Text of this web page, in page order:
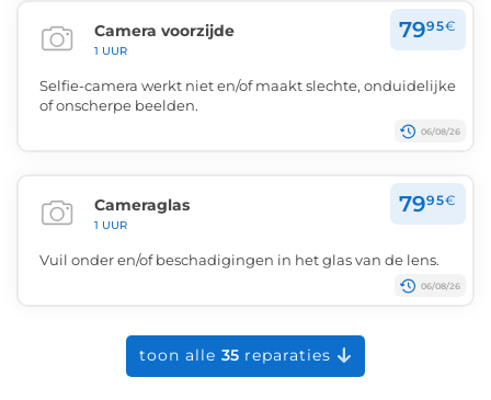
Camera voorzijde
1 UUR
7995€
Selfie-camera werkt niet en/of maakt slechte, onduidelijke
of onscherpe beelden.
06/08/26
Cameraglas
1 UUR
7995€
Vuil onder en/of beschadigingen in het glas van de lens.
06/08/26
toon alle 35 reparaties